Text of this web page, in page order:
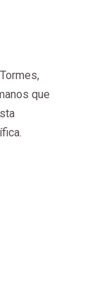
que